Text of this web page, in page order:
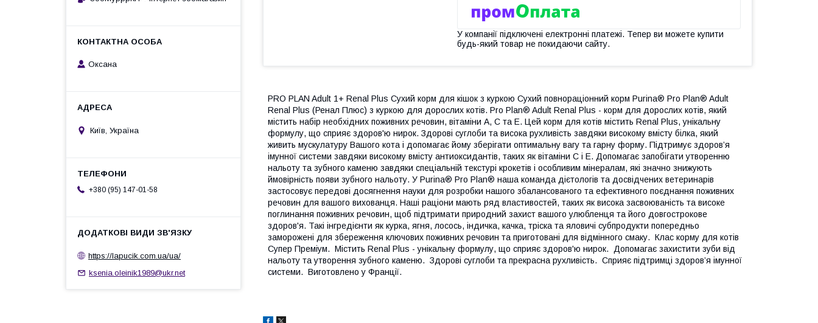
У компанії підключені електронні платежі. Тепер ви можете купити
будь-який товар не покидаючи сайту.
PRO PLAN Adult 1+ Renal Plus Сухий корм для кішок з куркою Сухий повнораціонний корм Purina® Pro Plan® Adult
Renal Plus (Ренал Плюс) з куркою для дорослих котів. Pro Plan® Adult Renal Plus - корм для дорослих котів, який
містить набір необхідних поживних речовин, вітаміни А, С та Е. Цей корм для котів містить Renal Plus, унікальну
формулу, що сприяє здоров'ю нирок. Здорові суглоби та висока рухливість завдяки високому вмісту білка, який
живить мускулатуру Вашого кота і допомагає йому зберігати оптимальну вагу та гарну форму. Підтримує здоров’я
імунної системи завдяки високому вмісту антиоксидантів, таких як вітаміни C і E. Допомагає запобігати утворенню
нальоту та зубного каменю завдяки спеціальній текстурі крокетів і особливим мінералам, які значно знижують
ймовірність появи зубного нальоту. У Purina® Pro Plan® наша команда дієтологів та досвідчених ветеринарів
застосовує передові досягнення науки для розробки нашого збалансованого та ефективного поєднання поживних
речовин для вашого вихованця. Наші раціони мають ряд властивостей, таких як висока засвоюваність та високе
поглинання поживних речовин, щоб підтримати природний захист вашого улюбленця та його довгострокове
здоров'я. Такі інгредієнти як курка, ягня, лосось, індичка, качка, тріска та яловичі субпродукти попередньо
заморожені для збереження ключових поживних речовин та приготовані для відмінного смаку. Клас корму для котів
Супер Преміум. Містить Renal Plus - унікальну формулу, що сприяє здоров'ю нирок. Допомагає захистити зуби від
нальоту та утворення зубного каменю. Здорові суглоби та прекрасна рухливість. Сприяє підтримці здоров’я імунної
системи. Виготовлено у Франції.
Оксана
Київ, Україна
+380 (95) 147-01-58
https://lapucik.com.ua/ua/
ksenia.oleinik1989@ukr.net